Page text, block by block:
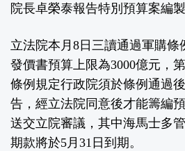
院長卓榮泰報告特別預算案編
立法院本月8日三讀通過軍購條
發價書預算上限為3000億元，
條例規定行政院須於條例通過
告，經立法院同意後才能籌編
送交立院審議，其中海馬士多
期款將於5月31日到期。